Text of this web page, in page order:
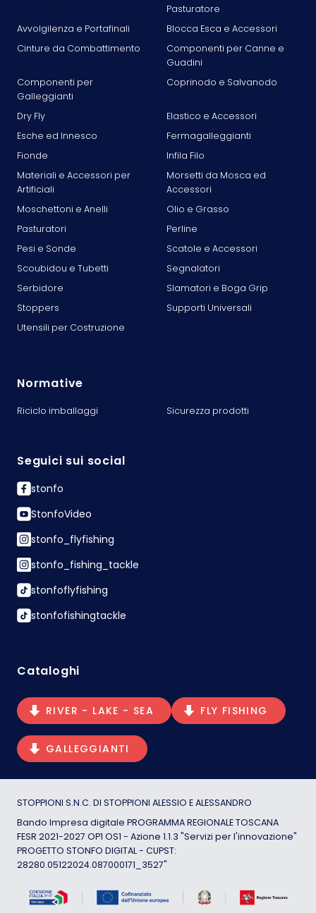
Pasturatore
Avvolgilenza e Portafinali
Blocca Esca e Accessori
Cinture da Combattimento
Componenti per Canne e
Guadini
Componenti per
Galleggianti
Coprinodo e Salvanodo
Dry Fly
Elastico e Accessori
Esche ed Innesco
Fermagalleggianti
Fionde
Infila Filo
Materiali e Accessori per
Artificiali
Morsetti da Mosca ed
Accessori
Moschettoni e Anelli
Olio e Grasso
Pasturatori
Perline
Pesi e Sonde
Scatole e Accessori
Scoubidou e Tubetti
Segnalatori
Serbidore
Slamatori e Boga Grip
Stoppers
Supporti Universali
Utensili per Costruzione
Normative
Riciclo imballaggi Sicurezza prodotti
Seguici sui social
stonfo
StonfoVideo
stonfo_flyfishing
stonfo_fishing_tackle
stonfoflyfishing
stonfofishingtackle
Cataloghi
RIVER - LAKE - SEA FLY FISHING
GALLEGGIANTI
STOPPIONI S.N.C. DI STOPPIONI ALESSIO E ALESSANDRO
Bando Impresa digitale PROGRAMMA REGIONALE TOSCANA
FESR 2021-2027 OP1 OS1 - Azione 1.1.3 "Servizi per l'innovazione"
PROGETTO STONFO DIGITAL - CUPST:
28280.05122024.087000171_3527"